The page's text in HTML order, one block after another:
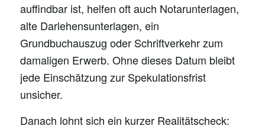
auffindbar ist, helfen oft auch Notarunterlagen,
alte Darlehensunterlagen, ein
Grundbuchauszug oder Schriftverkehr zum
damaligen Erwerb. Ohne dieses Datum bleibt
jede Einschätzung zur Spekulationsfrist
unsicher.
Danach lohnt sich ein kurzer Realitätscheck: